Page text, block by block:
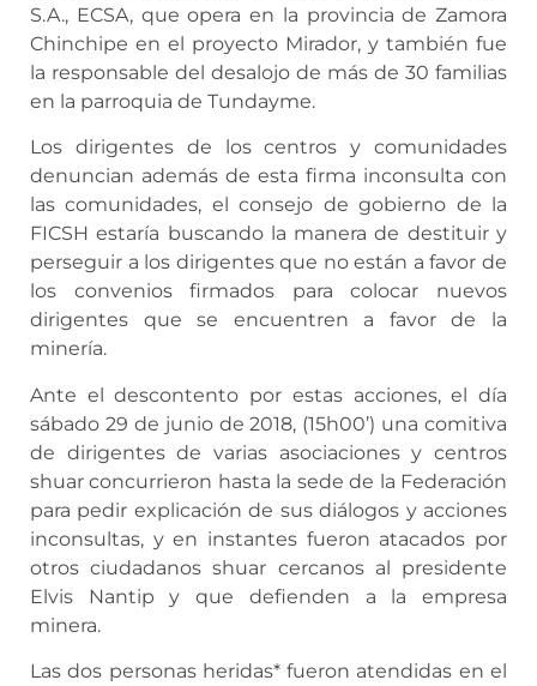
S.A., ECSA, que opera en la provincia de Zamora
Chinchipe en el proyecto Mirador, y también fue
la responsable del desalojo de más de 30 familias
en la parroquia de Tundayme.
Los dirigentes de los centros y comunidades
denuncian además de esta firma inconsulta con
las comunidades, el consejo de gobierno de la
FICSH estaría buscando la manera de destituir y
perseguir a los dirigentes que no están a favor de
los convenios firmados para colocar nuevos
dirigentes que se encuentren a favor de la
minería.
Ante el descontento por estas acciones, el día
sábado 29 de junio de 2018, (15h00’) una comitiva
de dirigentes de varias asociaciones y centros
shuar concurrieron hasta la sede de la Federación
para pedir explicación de sus diálogos y acciones
inconsultas, y en instantes fueron atacados por
otros ciudadanos shuar cercanos al presidente
Elvis Nantip y que defienden a la empresa
minera.
Las dos personas heridas* fueron atendidas en el